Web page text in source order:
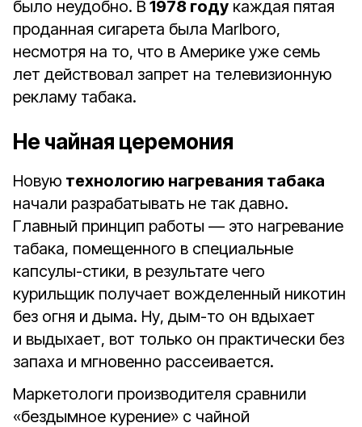
было неудобно. В 1978 году каждая пятая
проданная сигарета была Marlboro,
несмотря на то, что в Америке уже семь
лет действовал запрет на телевизионную
рекламу табака.
Не чайная церемония
Новую технологию нагревания табака
начали разрабатывать не так давно.
Главный принцип работы — это нагревание
табака, помещенного в специальные
капсулы-стики, в результате чего
курильщик получает вожделенный никотин
без огня и дыма. Ну, дым-то он вдыхает
и выдыхает, вот только он практически без
запаха и мгновенно рассеивается.
Маркетологи производителя сравнили
«бездымное курение» с чайной